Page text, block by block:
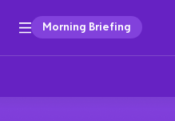
Morning Briefing